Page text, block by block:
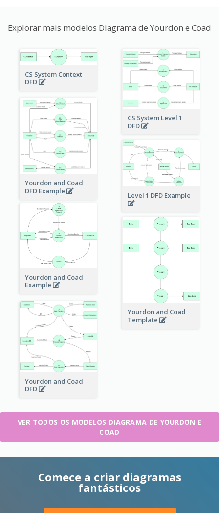
Explorar mais modelos Diagrama de Yourdon e Coad
CS System Context
DFD
CS System Level 1
DFD
Yourdon and Coad
DFD Example
Level 1 DFD Example
Yourdon and Coad
Example
Yourdon and Coad
Template
Yourdon and Coad
DFD
VER TODOS OS MODELOS DIAGRAMA DE YOURDON E
COAD
Comece a criar diagramas
fantásticos